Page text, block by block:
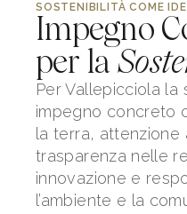
SOSTENIBILITÀ COME
Impegno
per la
Per Vallepicciola la
impegno concreto
la terra,
trasparenza nelle
innovazione e
l’ambiente e la